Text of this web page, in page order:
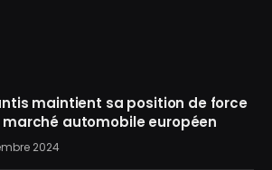
maintient sa position de force
marché automobile européen
2024